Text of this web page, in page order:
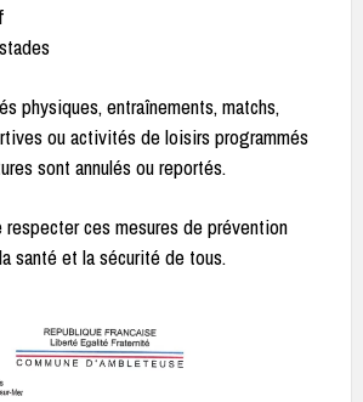
physiques, entraînements, matchs,
ou activités de loisirs programmés
sont annulés ou reportés.
respecter ces mesures de prévention
santé et la sécurité de tous.